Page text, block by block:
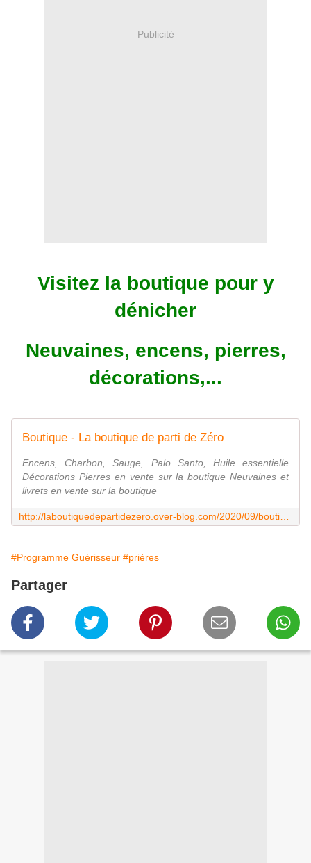
Publicité
Visitez la boutique pour y
dénicher
Neuvaines, encens, pierres,
décorations,...
Boutique - La boutique de parti de Zéro
Encens, Charbon, Sauge, Palo Santo, Huile essentielle
Décorations Pierres en vente sur la boutique Neuvaines et
livrets en vente sur la boutique
#Programme Guérisseur #prières
Partager